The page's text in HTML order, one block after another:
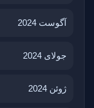
آگوست 2024
جولای 2024
ژوئن 2024